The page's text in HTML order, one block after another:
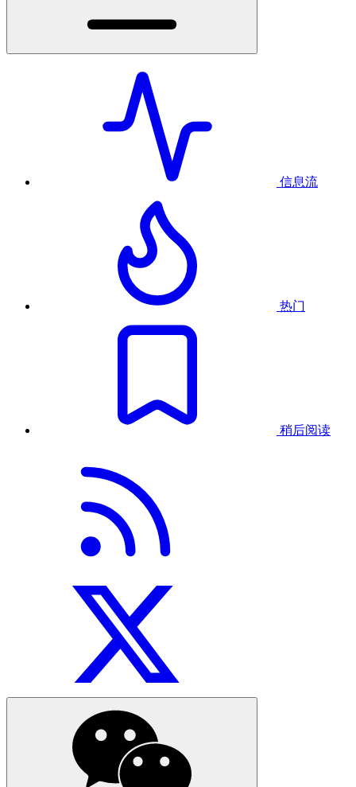
信息流
热门
稍后阅读